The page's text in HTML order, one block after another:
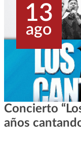
13
ago
Concierto
años